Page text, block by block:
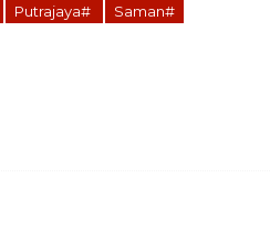
Putrajaya# Saman#